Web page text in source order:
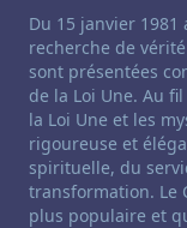
Clause de non-
Du 15 janvier
recherche de
sont présentées
de la Loi Une. Au
la Loi Une et les
rigoureuse et
spirituelle, du
transformation. Le
plus populaire et